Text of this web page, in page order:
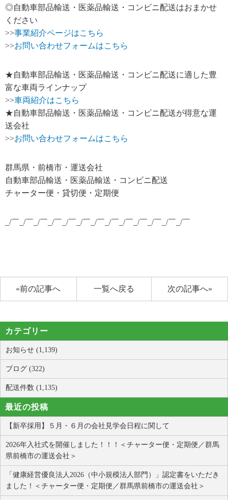
◎自動車部品輸送・医薬品輸送・コンビニ配送はおまかせ
ください
>>事業紹介ページはこちら
>>お問い合わせフォームはこちら
★自動車部品輸送・医薬品輸送・コンビニ配送に適した豊
富な車両ラインナップ
>>車両紹介はこちら
★自動車部品輸送・医薬品輸送・コンビニ配送が得意な運
送会社
>>お問い合わせフォームはこちら
群馬県・前橋市・運送会社
自動車部品輸送・医薬品輸送・コンビニ配送
チャーター便・貸切便・定期便
_/￣_/￣_/￣_/￣_/￣_/￣_/￣_/￣_/￣_/￣_/￣_/￣_/￣
«前の記事へ 次の記事へ»
一覧へ戻る
カテゴリー
お知らせ (1,139)
ブログ (322)
配送件数 (1,135)
最近の投稿
【新卒採用】５月・６月の会社見学会日程に関して
2026年入社式を開催しました！！！＜チャーター便・定期便／群馬
県前橋市の運送会社＞
「健康経営優良法人2026（中小規模法人部門）」認定書をいただき
ました！＜チャーター便・定期便／群馬県前橋市の運送会社＞